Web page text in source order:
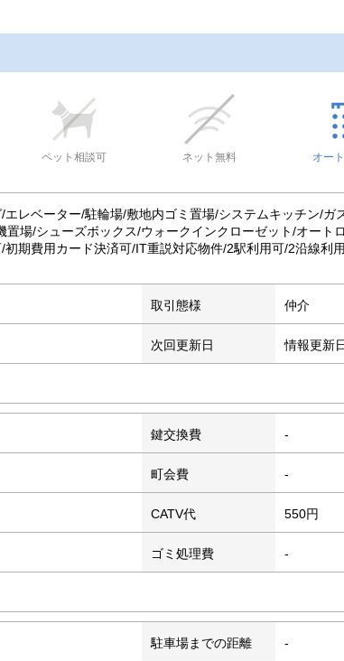
ペット相談可 ネット無料 オー
レベーター/駐輪場/敷地内ゴミ置場/システムキッチン/
場/シューズボックス/ウォークインクローゼット/オート
期費用カード決済可/IT重説対応物件/2駅利用可/2沿線利
取引態様 仲介
次回更新日 情報更新
鍵交換費 -
町会費 -
CATV代 550円
ゴミ処理費 -
駐車場までの距離 -